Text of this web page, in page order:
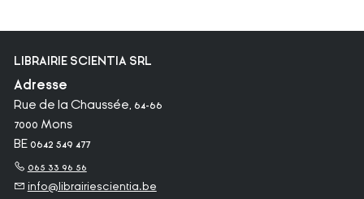
LIBRAIRIE SCIENTIA SRL
Adresse
Rue de la Chaussée, 64-66
7000 Mons
BE 0642 549 477
065 33 96 56
info@librairiescientia.be